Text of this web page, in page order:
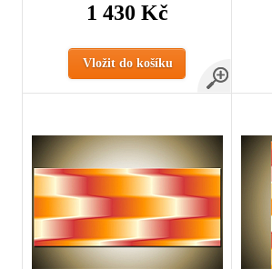
1 430 Kč
Vložit do košíku